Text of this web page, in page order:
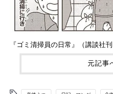
『ゴミ清掃員の日常』（講談社
元記事